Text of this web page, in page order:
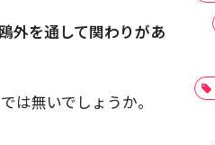
鴎外を通して関わりがあ
は無いでしょうか。